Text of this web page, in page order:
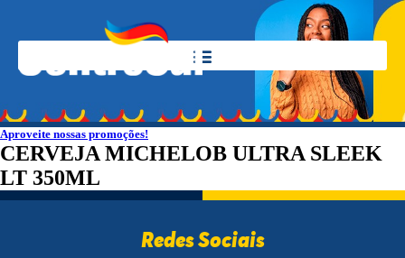
Aproveite nossas promoções!
CERVEJA MICHELOB ULTRA SLEEK
LT 350ML
Redes Sociais